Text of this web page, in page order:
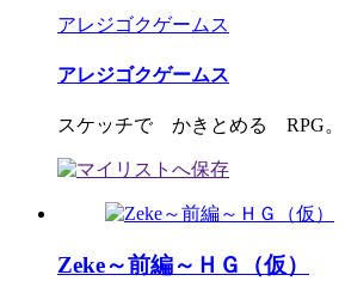
アレジゴクゲームス
アレジゴクゲームス
スケッチで かきとめる RPG。
Zeke～前編～ＨＧ（仮）